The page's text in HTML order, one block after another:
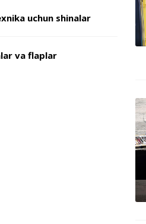
uchun shinalar
va flaplar